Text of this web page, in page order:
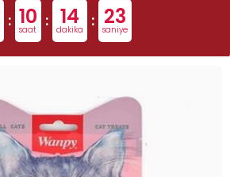
: 10
saat : 14
dakika : 22
saniye